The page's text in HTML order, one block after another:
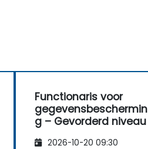
Functionaris voor
gegevensbeschermin
g – Gevorderd niveau
2026-10-20 09:30